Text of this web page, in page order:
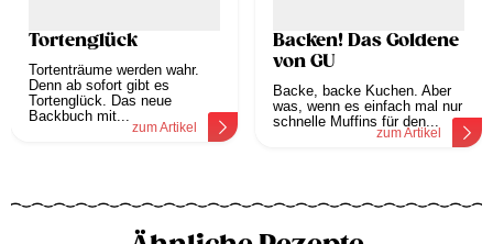
Tortenglück
Tortenträume werden wahr.
Denn ab sofort gibt es
Tortenglück. Das neue
Backbuch mit...
zum Artikel
Backen! Das Goldene
von GU
Backe, backe Kuchen. Aber
was, wenn es einfach mal nur
schnelle Muffins für den...
zum Artikel